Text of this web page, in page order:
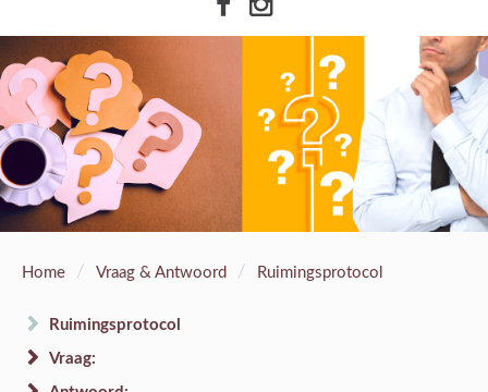
Home / Vraag & Antwoord / Ruimingsprotocol
Ruimingsprotocol
Vraag: